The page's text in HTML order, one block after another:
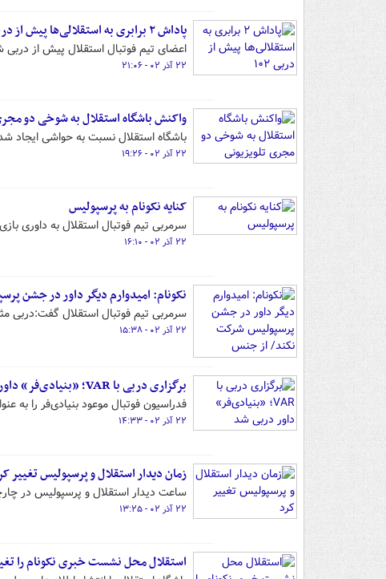
پاداش ۲ برابری به استقلالی‌ها پیش از دربی ۱۰۲
اعضای تیم فوتبال استقلال پیش از دربی
۲۲ آذر ۰۲ - ۲۱:۰۶
واکنش باشگاه استقلال به شوخی دو
باشگاه استقلال نسبت به حواشی ایجاد
۲۲ آذر ۰۲ - ۱۹:۲۶
کنایه نکونام به پرسپولیس
سرمربی تیم فوتبال استقلال به داوری
۲۲ آذر ۰۲ - ۱۶:۱۰
نکونام: امیدوارم دیگر داور در جشن
سرمربی تیم فوتبال استقلال گفت:دربی
۲۲ آذر ۰۲ - ۱۵:۳۸
برگزاری دربی با VAR؛ «بنیادی‌فر» داور دربی شد
فدراسیون فوتبال موعود بنیادی‌فر را به
۲۲ آذر ۰۲ - ۱۴:۳۳
زمان دیدار استقلال و پرسپولیس تغییر
ساعت دیدار استقلال و پرسپولیس در
۲۲ آذر ۰۲ - ۱۳:۲۵
استقلال محل نشست خبری نکونام را